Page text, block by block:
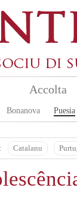
Accolta
Bonanova Puesia
Catalanu